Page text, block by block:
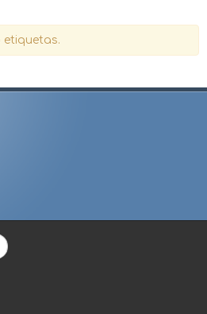
etiquetas.